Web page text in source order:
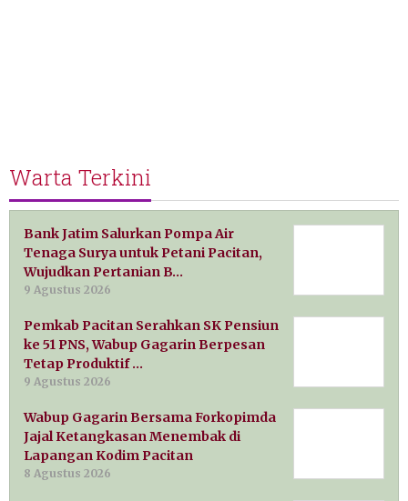
Warta Terkini
Bank Jatim Salurkan Pompa Air
Tenaga Surya untuk Petani Pacitan,
Wujudkan Pertanian B…
9 Agustus 2026
Pemkab Pacitan Serahkan SK Pensiun
ke 51 PNS, Wabup Gagarin Berpesan
Tetap Produktif …
9 Agustus 2026
Wabup Gagarin Bersama Forkopimda
Jajal Ketangkasan Menembak di
Lapangan Kodim Pacitan
8 Agustus 2026